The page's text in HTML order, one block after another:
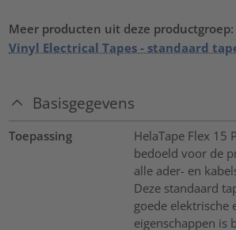
Meer producten uit deze productgroep:
Vinyl Electrical Tapes - standaard
Basisgegevens
Toepassing
HelaTape Flex 15
bedoeld voor de
alle ader- en
Deze standaard
goede elektrische
eigenschappen is